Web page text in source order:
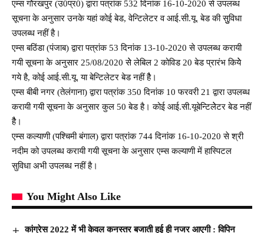
एम्स गोेरखपुर (उ0प्र0) द्वारा पत्रांक 532 दिनांक 16-10-2020 से उपलब्ध
सूचना के अनुसार उनके यहां कोई बेड, वेन्टिलेटर व आई.सी.यू. बेड की सुुविधा
उपलब्ध नहीं है।
एम्स बठिंडा (पंजाब) द्वारा पत्रांक 53 दिनांक 13-10-2020 से उपलब्ध करायी
गयी सूचना के अनुसार 25/08/2020 सेे लेबिल 2 कोविड 20 बेड प्रारंभ कियेे
गये है, कोई आई.सी.यू. या बेन्टिलेटर बेड नहीं हैै।
एम्स बीबी नगर (तेलंगाना) द्वारा पत्रांक 350 दिनांक 10 फरवरी 21 द्वारा उपलब्ध
करायी गयी सूचना के अनुसार कुल 50 बेड है। कोई आई.सी.यूबेन्टिलेेटर बेड नहीं
हैै।
एम्स कल्याणी (पश्चिमी बंगाल) द्वारा पत्रांक 744 दिनांक 16-10-2020 से श्री
नदीम को उपलब्ध करायी गयी सूचना के अनुसार एम्स कल्याणी में हास्पिटल
सुविधा अभी उपलब्ध नहीं है।
You Might Also Like
कांग्रेस 2022 में भी केवल कनस्तर बजाती हुई ही नजर आएगी : विपिन